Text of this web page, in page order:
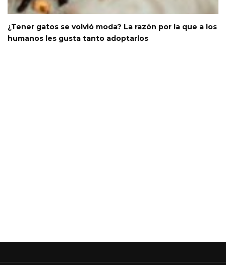
¿Tener gatos se volvió moda? La razón por la que a los
humanos les gusta tanto adoptarlos